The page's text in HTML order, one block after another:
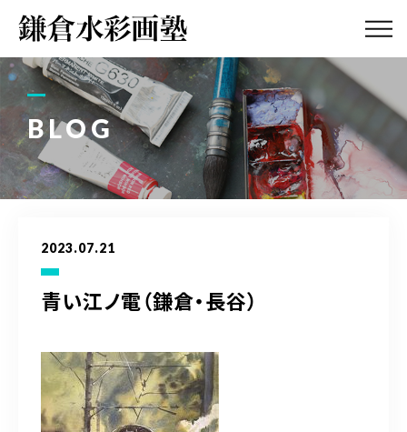
BLOG
2023.07.21
青い江ノ電（鎌倉・長谷）
ABOUT
画塾紹介・
アクセス
LESSON
教室案内
塾長紹介
画塾ブログ
ATELIER
水彩ブログ